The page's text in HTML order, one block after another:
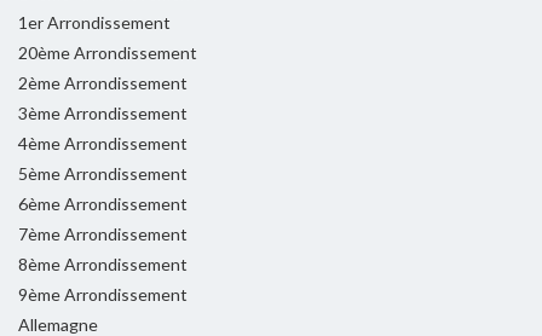
1er Arrondissement
20ème Arrondissement
2ème Arrondissement
3ème Arrondissement
4ème Arrondissement
5ème Arrondissement
6ème Arrondissement
7ème Arrondissement
8ème Arrondissement
9ème Arrondissement
Allemagne